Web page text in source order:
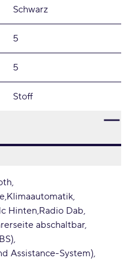
Schwarz
5
5
Stoff
Klimaautomatik
Hinten Radio Dab
abschaltbar
Assistance-System)